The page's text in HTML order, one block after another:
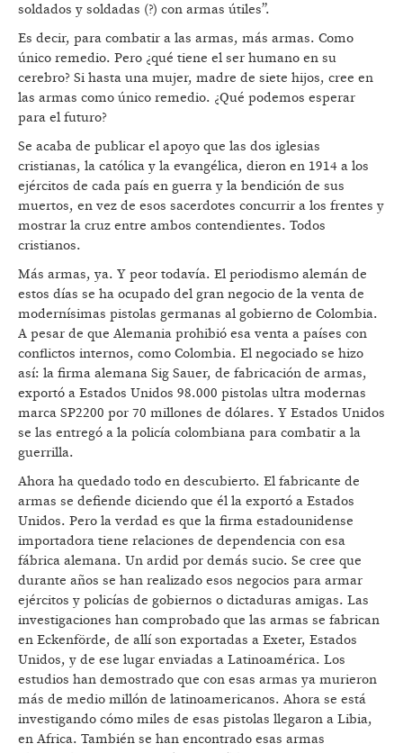
soldados y soldadas (?) con armas útiles”.
Es decir, para combatir a las armas, más armas. Como
único remedio. Pero ¿qué tiene el ser humano en su
cerebro? Si hasta una mujer, madre de siete hijos, cree en
las armas como único remedio. ¿Qué podemos esperar
para el futuro?
Se acaba de publicar el apoyo que las dos iglesias
cristianas, la católica y la evangélica, dieron en 1914 a los
ejércitos de cada país en guerra y la bendición de sus
muertos, en vez de esos sacerdotes concurrir a los frentes y
mostrar la cruz entre ambos contendientes. Todos
cristianos.
Más armas, ya. Y peor todavía. El periodismo alemán de
estos días se ha ocupado del gran negocio de la venta de
modernísimas pistolas germanas al gobierno de Colombia.
A pesar de que Alemania prohibió esa venta a países con
conflictos internos, como Colombia. El negociado se hizo
así: la firma alemana Sig Sauer, de fabricación de armas,
exportó a Estados Unidos 98.000 pistolas ultra modernas
marca SP2200 por 70 millones de dólares. Y Estados Unidos
se las entregó a la policía colombiana para combatir a la
guerrilla.
Ahora ha quedado todo en descubierto. El fabricante de
armas se defiende diciendo que él la exportó a Estados
Unidos. Pero la verdad es que la firma estadounidense
importadora tiene relaciones de dependencia con esa
fábrica alemana. Un ardid por demás sucio. Se cree que
durante años se han realizado esos negocios para armar
ejércitos y policías de gobiernos o dictaduras amigas. Las
investigaciones han comprobado que las armas se fabrican
en Eckenförde, de allí son exportadas a Exeter, Estados
Unidos, y de ese lugar enviadas a Latinoamérica. Los
estudios han demostrado que con esas armas ya murieron
más de medio millón de latinoamericanos. Ahora se está
investigando cómo miles de esas pistolas llegaron a Libia,
en Africa. También se han encontrado esas armas